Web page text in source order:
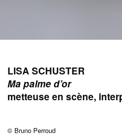
LISA SCHUSTER
Ma palme d’or
metteuse en scène,
© Bruno Perroud